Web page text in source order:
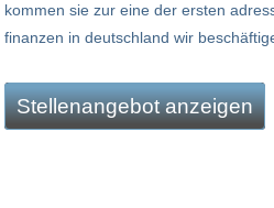
kommen sie zur eine der ersten
finanzen in deutschland wir
Stellenangebot anzeigen